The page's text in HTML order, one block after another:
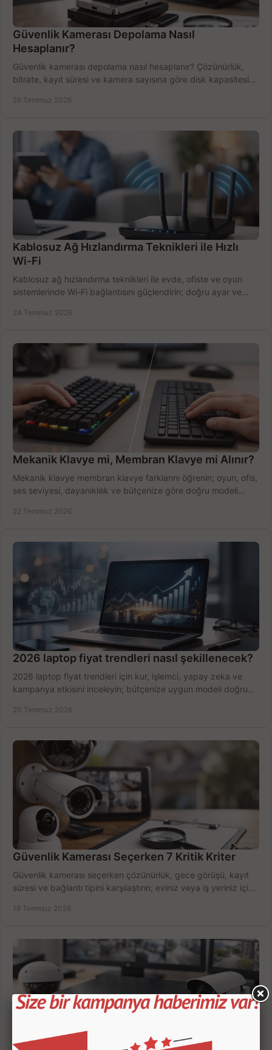
Güvenlik Kamerası Depolama Nasıl
Hesaplanır?
Güvenlik kamerası depolama nasıl hesaplanır? Çözünürlük,
bitrate, kayıt süresi ve kamera sayısına göre disk kapasitesini
26 Temmuz 2026
Kablosuz Ağ Hızlandırma Teknikleri ile Hızlı
Wi-Fi
Kablosuz ağ hızlandırma teknikleri ile evde, ofiste ve oyun
sistemlerinde Wi-Fi bağlantısını güçlendirin; doğru ayar ve
24 Temmuz 2026
Mekanik Klavye mi, Membran Klavye mi Alınır?
Mekanik klavye membran klavye farklarını öğrenin; oyun, ofis,
ses seviyesi, dayanıklılık ve bütçenize göre doğru modeli
22 Temmuz 2026
2026 laptop fiyat trendleri nasıl şekillenecek?
2026 laptop fiyat trendleri için kur, işlemci, yapay zeka ve
kampanya etkisini inceleyin; bütçenize uygun modeli doğru
20 Temmuz 2026
Güvenlik Kamerası Seçerken 7 Kritik Kriter
Güvenlik kamerası seçerken çözünürlük, gece görüşü, kayıt
süresi ve bağlantı tipini karşılaştırın; eviniz veya iş yeriniz için
18 Temmuz 2026